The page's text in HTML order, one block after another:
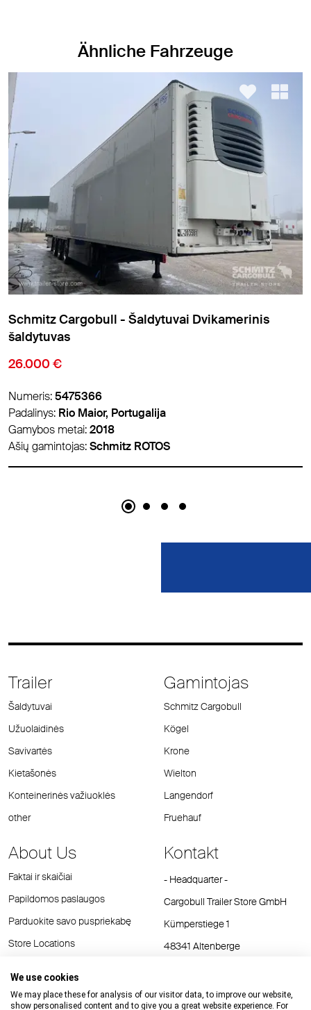
Ähnliche Fahrzeuge
Schmitz Cargobull - Šaldytuvai standartinis
šaldytuvas
18.900 €
Numeris:5459626
Padalinys: Padborg, Danija
Gamybos metai:2018
Ašių gamintojas:Schmitz ROTOS
Trailer
Šaldytuvai
Užuolaidinės
Savivartės
Kietašonės
Konteinerinės važiuoklės
other
Gamintojas
Schmitz Cargobull
Kögel
Krone
Wielton
Langendorf
Fruehauf
About Us
Faktai ir skaičiai
Papildomos paslaugos
Parduokite savo puspriekabę
Store Locations
Kontakt
- Headquarter -
Cargobull Trailer Store GmbH
Kümperstiege 1
48341 Altenberge
E-Mail:cts@cargobull.com
We use cookies
We may place these for analysis of our visitor data, to improve our website,
show personalised content and to give you a great website experience. For